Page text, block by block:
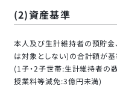
(2)資産基準
本人及び生計維持者の預貯金
は対象としない)の合計額が
(1子・2子世帯:生計維持者の
授業料等減免:3億円未満)